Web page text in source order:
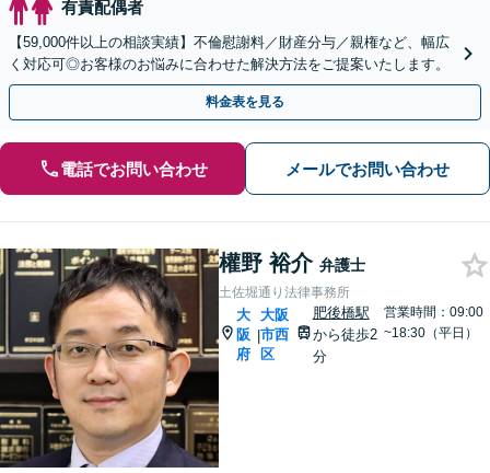
有責配偶者
【59,000件以上の相談実績】不倫慰謝料／財産分与／親権など、幅広
く対応可◎お客様のお悩みに合わせた解決方法をご提案いたします。
料金表を見る
電話でお問い合わせ メールでお問い合わせ
權野 裕介 弁護士
土佐堀通り法律事務所
大
阪
府
|
大阪
市西
区
肥後橋駅
から徒歩2
分
営業時間：09:00
~18:30（平日）